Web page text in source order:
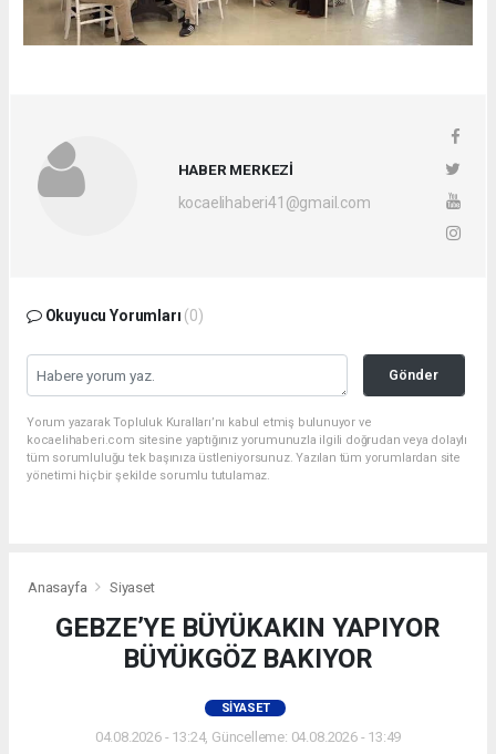
HABER MERKEZİ
kocaelihaberi41@gmail.com
Okuyucu Yorumları (0)
Gönder
Yorum yazarak Topluluk Kuralları’nı kabul etmiş bulunuyor ve
kocaelihaberi.com sitesine yaptığınız yorumunuzla ilgili doğrudan veya dolaylı
tüm sorumluluğu tek başınıza üstleniyorsunuz. Yazılan tüm yorumlardan site
yönetimi hiçbir şekilde sorumlu tutulamaz.
Anasayfa Siyaset
GEBZE’YE BÜYÜKAKIN YAPIYOR
BÜYÜKGÖZ BAKIYOR
SIYASET
04.08.2026 - 13:24, Güncelleme: 04.08.2026 - 13:49